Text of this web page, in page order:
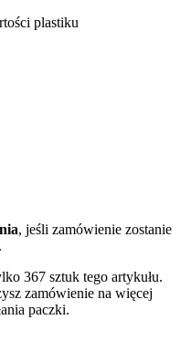
plastiku
, jeśli zamówienie zostanie
.
367 sztuk tego artykułu.
zamówienie na więcej
paczki.